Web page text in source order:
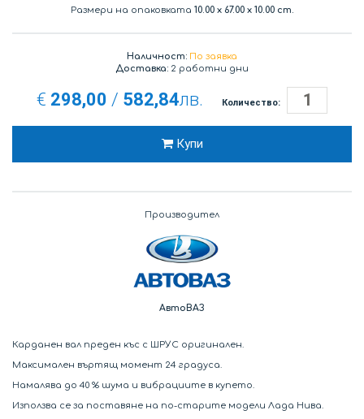
Размери на опаковката 10.00 x67.00 x10.00 cm.
Наличност: По заявка
Доставка: 2 работни дни
€ 298,00 / 582,84лв. Количество:
Купи
Производител
АвтоВАЗ
Карданен вал преден къс с ШРУС оригинален.
Максимален въртящ момент 24 градуса.
Намалява до 40 % шума и вибрациите в купето.
Използва се за поставяне на по-старите модели Лада Нива.